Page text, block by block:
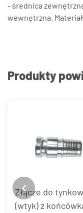
- średnica
wewnętrzna.
Produkty
Złącze do
(wtyk) z